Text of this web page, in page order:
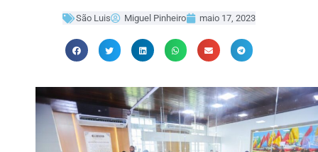
São Luis Miguel Pinheiro maio 17, 2023